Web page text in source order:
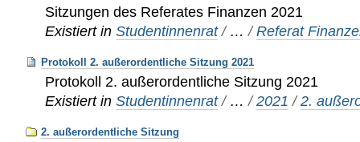
Sitzungen des Referates Finanzen 2021
Existiert in Studentinnenrat / …/Referat
Protokoll 2. außerordentliche Sitzung 2021
Protokoll 2. außerordentliche Sitzung 2021
Existiert in Studentinnenrat / …/2021 /2.
2. außerordentliche Sitzung